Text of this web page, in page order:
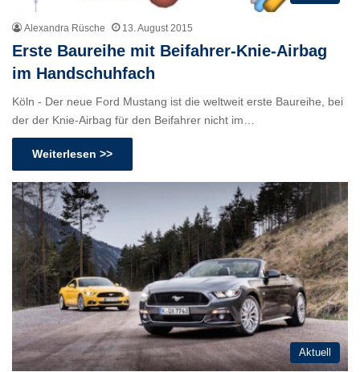
Alexandra Rüsche 13. August 2015
Erste Baureihe mit Beifahrer-Knie-Airbag
im Handschuhfach
Köln - Der neue Ford Mustang ist die weltweit erste Baureihe, bei
der der Knie-Airbag für den Beifahrer nicht im…
Weiterlesen >>
Aktuell